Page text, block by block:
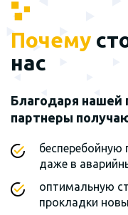
Почему
нас
Благодаря нашей
партнеры
бесперебойную
даже в
оптимальную
прокладки